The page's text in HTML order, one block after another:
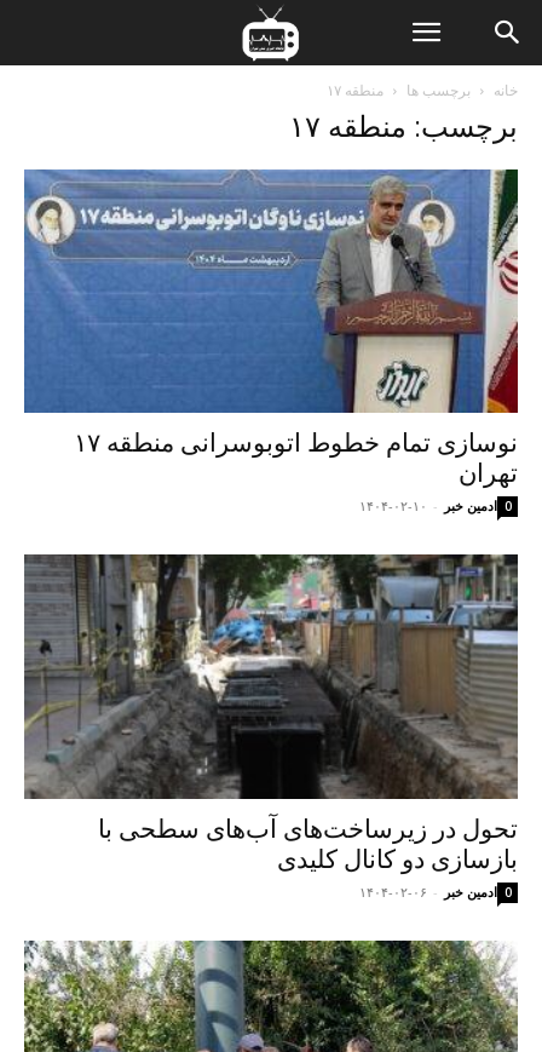
خانه برچسب ها منطقه ۱۷
برچسب: منطقه ۱۷
نوسازی تمام خطوط اتوبوسرانی منطقه ۱۷
تهران
ادمین خبر - ۱۴۰۴-۰۲-۱۰ 0
تحول در زیرساخت‌های آب‌های سطحی با
بازسازی دو کانال کلیدی
ادمین خبر - ۱۴۰۴-۰۲-۰۶ 0